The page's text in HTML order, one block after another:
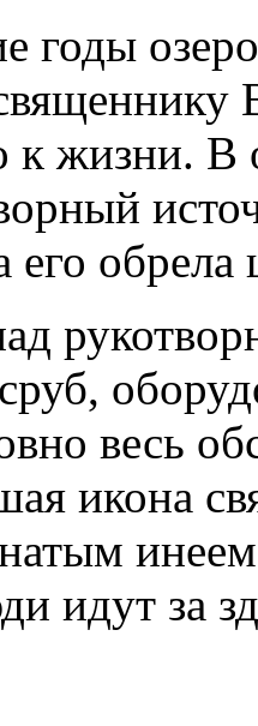
годы
к жизни. В
его
весь
икона
идут за